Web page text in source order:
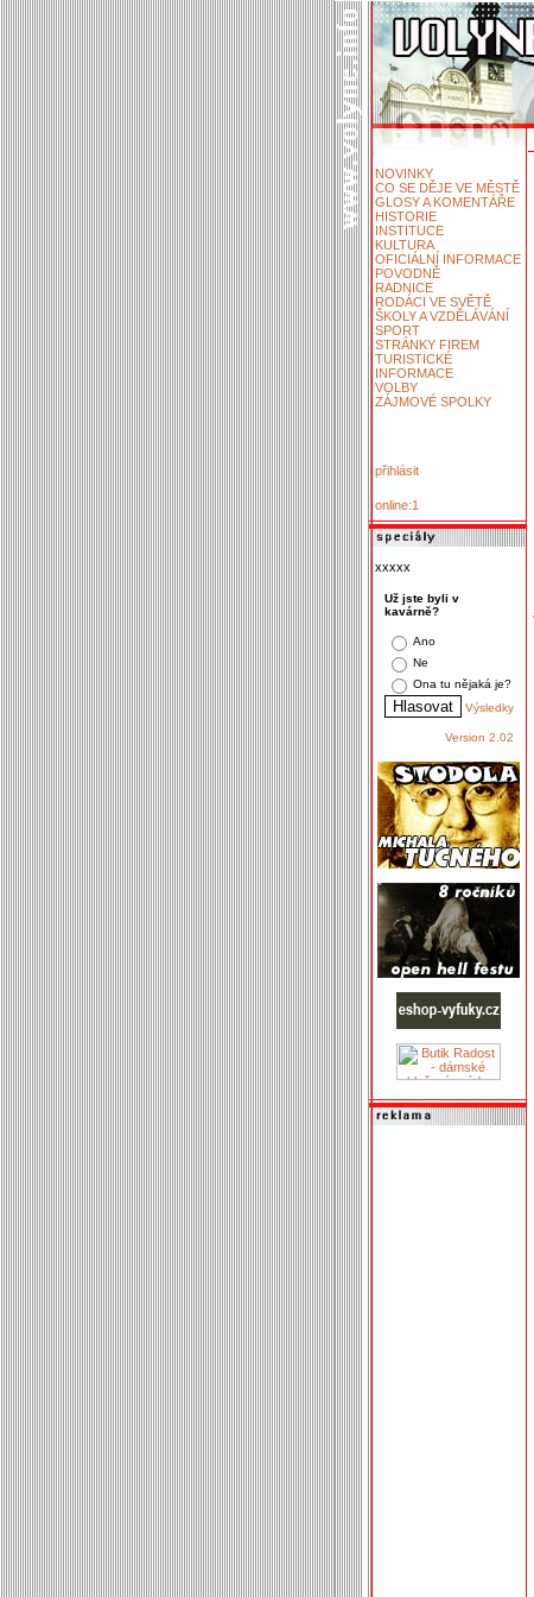
NOVINKY
CO SE DĚJE VE MĚSTĚ
GLOSY A KOMENTÁŘE
HISTORIE
INSTITUCE
KULTURA
OFICIÁLNÍ INFORMACE
POVODNĚ
RADNICE
RODÁCI VE SVĚTĚ
ŠKOLY A VZDĚLÁVÁNÍ
SPORT
STRÁNKY FIREM
TURISTICKÉ
INFORMACE
VOLBY
ZÁJMOVÉ SPOLKY
přihlásit
online:1
xxxxx
Už jste byli v
kavárně?
Ano
Ne
Ona tu nějaká je?
Výsledky
Version 2.02